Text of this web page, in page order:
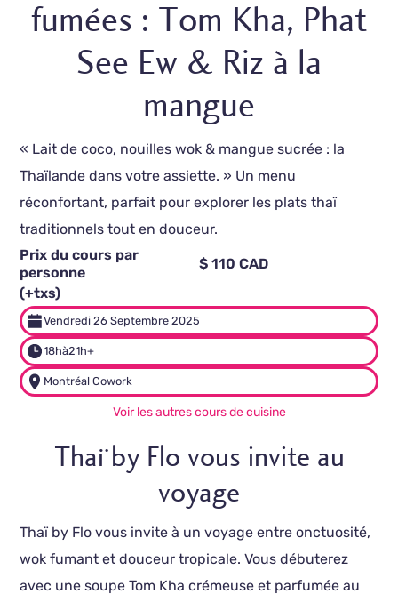
fumées : Tom Kha, Phat
See Ew & Riz à la
mangue
« Lait de coco, nouilles wok & mangue sucrée : la
Thaïlande dans votre assiette. » Un menu
réconfortant, parfait pour explorer les plats thaï
traditionnels tout en douceur.
Prix du cours par
personne
$ 110 CAD
(+txs)
Vendredi 26 Septembre 2025
18hà21h+
Montréal Cowork
Voir les autres cours de cuisine
Thaï by Flo vous invite au
voyage
Thaï by Flo vous invite à un voyage entre onctuosité,
wok fumant et douceur tropicale. Vous débuterez
avec une soupe Tom Kha crémeuse et parfumée au